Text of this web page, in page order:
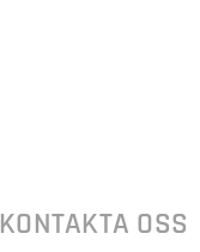
KONTAKTA OSS